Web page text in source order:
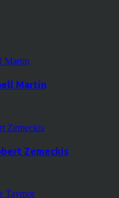
Martin
Zemeckis